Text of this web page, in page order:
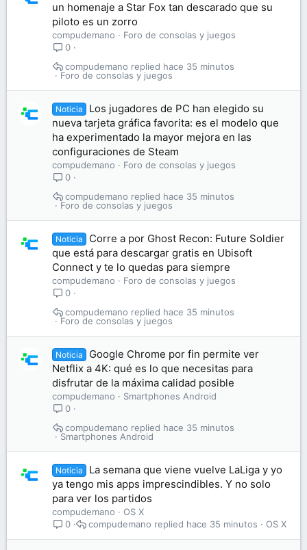
un homenaje a Star Fox tan descarado que su
piloto es un zorro
compudemano
Foro de consolas y juegos
0
Foro de consolas y juegos
hace 35 minutos
compudemano
Noticia
Los jugadores de PC han elegido su
nueva tarjeta gráfica favorita: es el modelo que
ha experimentado la mayor mejora en las
configuraciones de Steam
compudemano
Foro de consolas y juegos
0
Foro de consolas y juegos
hace 35 minutos
compudemano
Noticia
Corre a por Ghost Recon: Future Soldier
que está para descargar gratis en Ubisoft
Connect y te lo quedas para siempre
compudemano
Foro de consolas y juegos
0
Foro de consolas y juegos
hace 35 minutos
compudemano
Noticia
Google Chrome por fin permite ver
Netflix a 4K: qué es lo que necesitas para
disfrutar de la máxima calidad posible
compudemano
Smartphones Android
0
Smartphones Android
hace 35 minutos
compudemano
Noticia
La semana que viene vuelve LaLiga y yo
ya tengo mis apps imprescindibles. Y no solo
para ver los partidos
compudemano
OS X
0
OS X
hace 35 minutos
compudemano